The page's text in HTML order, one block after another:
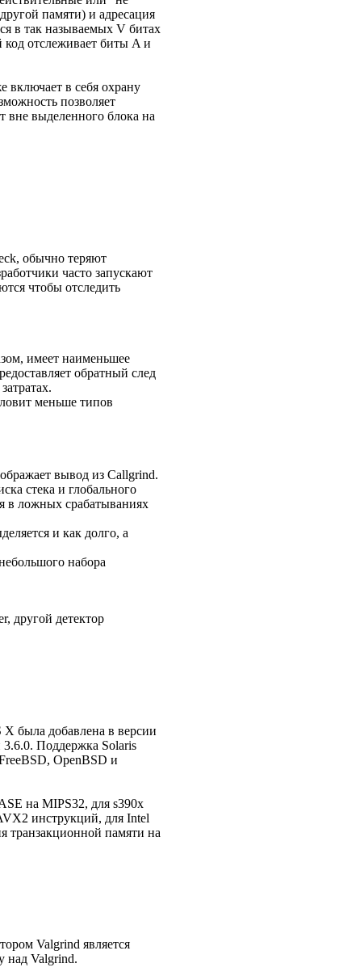
памяти) и адресация
в так называемых V битах
отслеживает биты A и
включает в себя охрану
позволяет
вне выделенного блока на
обычно теряют
часто запускают
чтобы отследить
имеет наименьшее
обратный след
меньше типов
вывод из Callgrind.
стека и глобального
в ложных срабатываниях
и как долго, а
набора
другой детектор
была добавлена в версии
Поддержка Solaris
OpenBSD и
на MIPS32, для s390x
инструкций, для Intel
транзакционной памяти на
Valgrind является
над Valgrind.